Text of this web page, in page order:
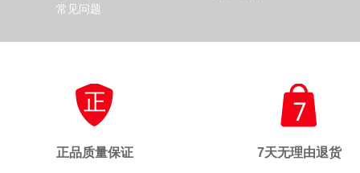
常见问题
正品质量保证 7天无理由退货